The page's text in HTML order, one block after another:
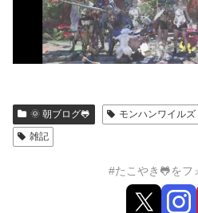
🌞 朝ブログ🐸 モンハンワイルズ
雑記
#たこやき🐸をフ